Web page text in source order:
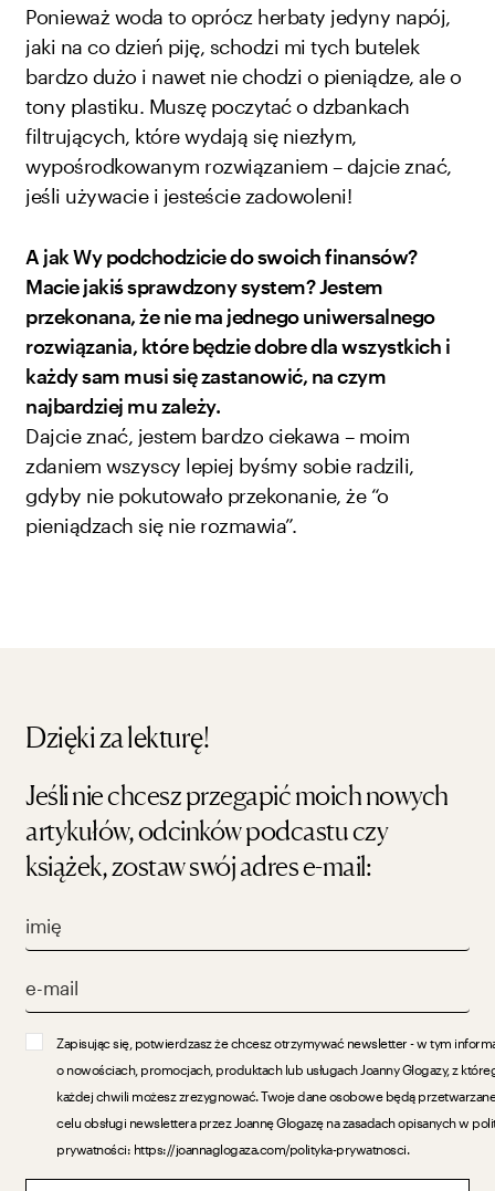
Ponieważ woda to oprócz herbaty jedyny napój,
jaki na co dzień piję, schodzi mi tych butelek
bardzo dużo i nawet nie chodzi o pieniądze, ale o
tony plastiku. Muszę poczytać o dzbankach
filtrujących, które wydają się niezłym,
wypośrodkowanym rozwiązaniem – dajcie znać,
jeśli używacie i jesteście zadowoleni!
A jak Wy podchodzicie do swoich finansów?
Macie jakiś sprawdzony system? Jestem
przekonana, że nie ma jednego uniwersalnego
rozwiązania, które będzie dobre dla wszystkich i
każdy sam musi się zastanowić, na czym
najbardziej mu zależy.
Dajcie znać, jestem bardzo ciekawa – moim
zdaniem wszyscy lepiej byśmy sobie radzili,
gdyby nie pokutowało przekonanie, że “o
pieniądzach się nie rozmawia”.
Dzięki za lekturę!
Jeśli nie chcesz przegapić moich nowych
artykułów, odcinków podcastu czy
książek, zostaw swój adres e-mail:
Zapisując się, potwierdzasz że chcesz otrzymywać newsletter - w tym
o nowościach, promocjach, produktach lub usługach Joanny Glogazy, z
każdej chwili możesz zrezygnować. Twoje dane osobowe będą
celu obsługi newslettera przez Joannę Glogazę na zasadach opisanych w
prywatności: https://joannaglogaza.com/polityka-prywatnosci.